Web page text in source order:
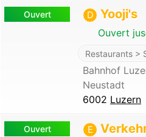
Ouvert D Yooji's
Ouvert
Restaurants >
Bahnhof
Neustadt
6002 Luzern
Ouvert E